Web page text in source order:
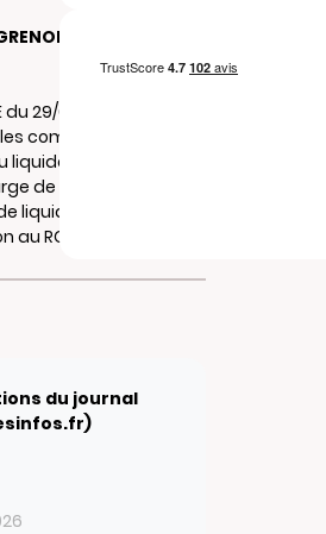
29/04/2026, il a été
comptes de
, quitus de
de son mandat et
liquidation au
RCS de GRENOBLE.
du journal